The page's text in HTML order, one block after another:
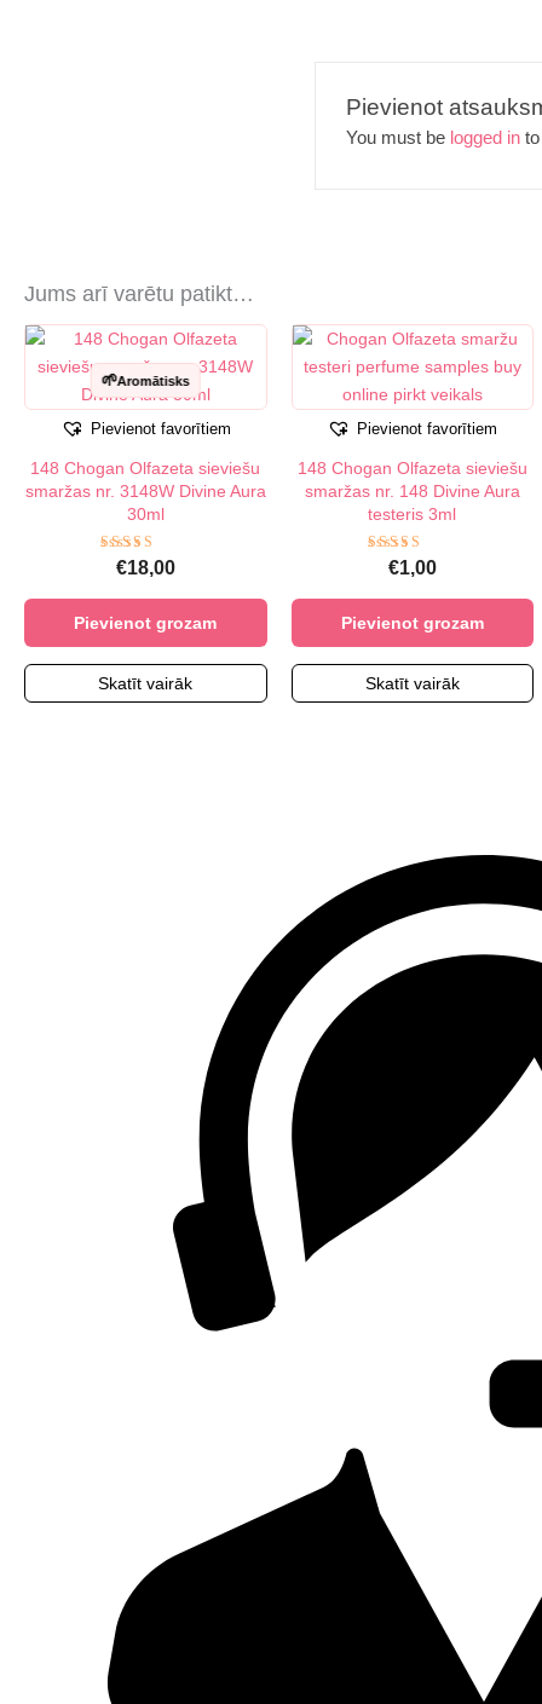
Pievienot
You must be logged in
Jums arī varētu patikt…
🌱Aromātisks
Pievienot favorītiem
148 Chogan Olfazeta sieviešu
smaržas nr. 3148W Divine Aura
30ml
Novērtēts
ar
€18,00
Pievienot grozam
Skatīt vairāk
Pievienot favorītiem
148 Chogan Olfazeta sieviešu
smaržas nr. 148 Divine Aura
testeris 3ml
Novērtēts
ar
€1,00
Pievienot grozam
Skatīt vairāk